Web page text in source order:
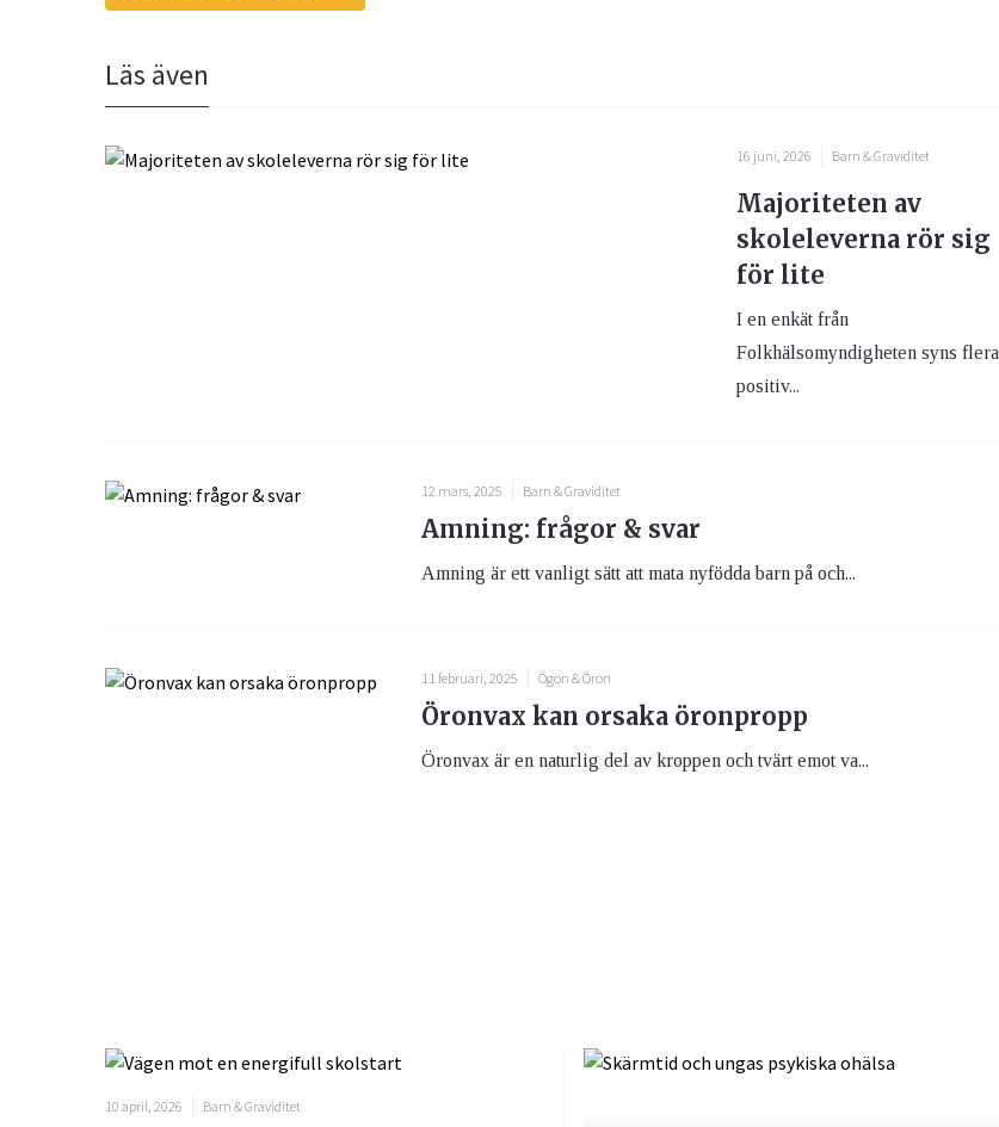
Läs även
16 juni, 2026 Barn & Graviditet
Majoriteten av
skoleleverna rör sig
för lite
I en enkät från
Folkhälsomyndigheten syns flera
positiv...
12 mars, 2025 Barn & Graviditet
Amning: frågor & svar
Amning är ett vanligt sätt att mata nyfödda barn på och...
11 februari, 2025 Ögon & Öron
Öronvax kan orsaka öronpropp
Öronvax är en naturlig del av kroppen och tvärt emot va...
10 april, 2026 Barn & Graviditet